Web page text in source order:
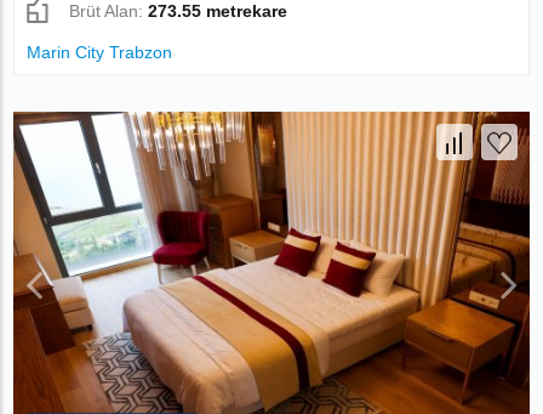
Brüt Alan:273.55 metrekare
Marin City Trabzon